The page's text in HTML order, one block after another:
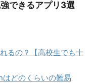
できるアプリ3選
るの？【高校生でも十
どのくらいの難易